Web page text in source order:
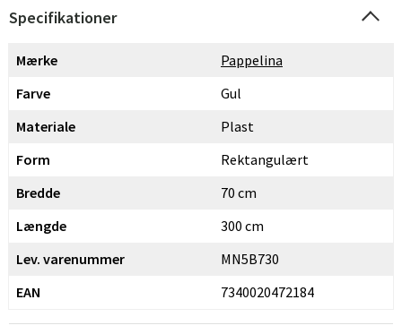
Specifikationer
Mærke
Pappelina
Farve
Gul
Materiale
Plast
Form
Rektangulært
Bredde
70 cm
Længde
300 cm
Lev. varenummer
MN5B730
EAN
7340020472184